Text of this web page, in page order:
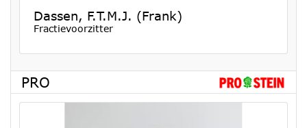
Dassen, F.T.M.J. (Frank)
Fractievoorzitter
PRO